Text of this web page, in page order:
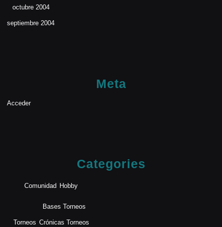
octubre 2004
septiembre 2004
Meta
Acceder
Categories
Comunidad Hobby
Torneos
Bases Torneos
Crónicas Torneos